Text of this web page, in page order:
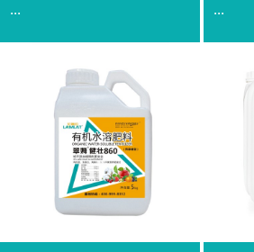
...
【通用名称】脲甲醛缓释
氮肥【产品形态】水剂
【产品规格】1000g【技术
指标】N≥330g/L【企业标
准】Q/LML O01-2022【使
用方法】1、飞防：每亩
...
【通
【产
规格
有效
效物
子有